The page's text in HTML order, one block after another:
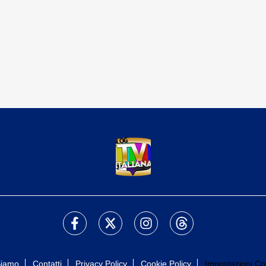
Contatti Privacy Policy Cookie Policy Impostazioni